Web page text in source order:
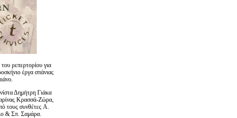
ρεπερτορίου για
έργα σπάνιας
Δημήτρη Γιάκα
Κρασσά-Ζώρα,
τους συνθέτες A.
& Σπ. Σαμάρα.